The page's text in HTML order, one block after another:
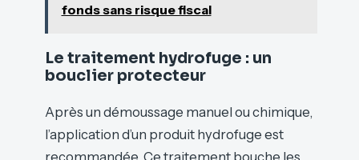
fonds sans risque fiscal
Le traitement hydrofuge : un
bouclier protecteur
Après un démoussage manuel ou chimique,
l’application d’un produit hydrofuge est
recommandée. Ce traitement bouche les